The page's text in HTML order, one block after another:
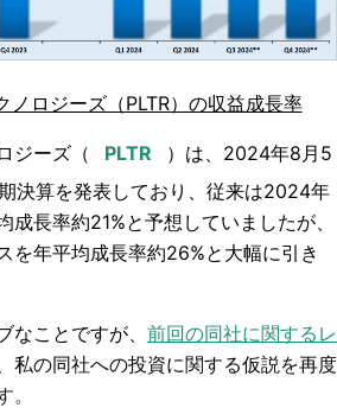
ノロジーズ（PLTR）の収益成長率
ジーズ（
）は、2024年8月5
決算を発表しており、従来は2024年
長率約21%と予想していましたが、
を年平均成長率約26%と大幅に引き
なことですが、 前回の同社に関するレ
、私の同社への投資に関する仮説を再度